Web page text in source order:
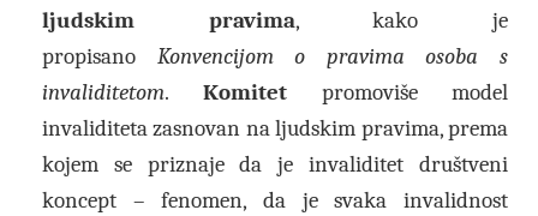
ljudskim pravima, kako je
propisano Konvencijom o pravima osoba s
invaliditetom.Komitet promoviše model
invaliditeta zasnovan na ljudskim pravima, prema
kojem se priznaje da je invaliditet društveni
koncept – fenomen, da je svaka invalidnost